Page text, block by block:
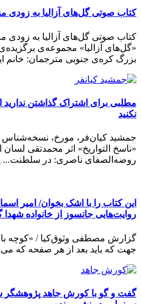
کتاب صوتی گل‌های آزالیا به زودی
کتاب صوتی گل‌های آزالیا به
«گل‌های آزالیا» مجموعه‌ی
بزرگ کره‌ی جنوبی مترجمان: خانم
مطلبی برای اشتراک گذاشتن
نکنید
جمشید کیان‌فر، مورخ،
«ناسخ التواریخ» اثر محمدتقی لسان
روضه‌الصفای ناصری: در سلطنت...
این کتاب را با اشک بخوان/ امیر
روایت‌هایی جانسوز از خانواده
گزارش مصطفی وثوق‌کیا / «کوچه
جهت که باید بعد از هر صفحه که
گفت و گو با کورش جاهد پژوهشگر